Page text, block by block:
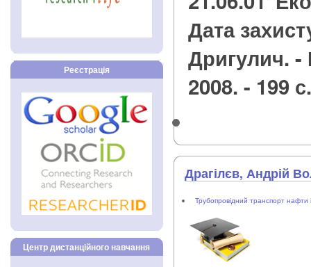
Реєстрація
Центр дистанційного навчання
Дата
Дригулич. -
2008. - 199
Драгілєв, Андрій
Трубопровідний транспорт